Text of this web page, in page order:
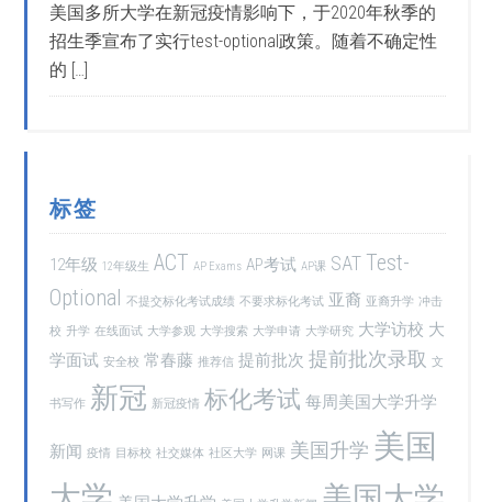
美国多所大学在新冠疫情影响下，于2020年秋季的
招生季宣布了实行test-optional政策。随着不确定性
的 […]
标签
12年级 12年级生 ACT AP Exams AP考试 AP课 SAT Test-
Optional 不提交标化考试成绩 不要求标化考试 亚裔 亚裔升学 冲击
校 升学 在线面试 大学参观 大学搜索 大学申请 大学研究 大学访校 大
学面试 安全校 常春藤 推荐信 提前批次 提前批次录取 文
书写作 新冠 新冠疫情 标化考试 每周美国大学升学
新闻 疫情 目标校 社交媒体 社区大学 网课 美国升学 美国